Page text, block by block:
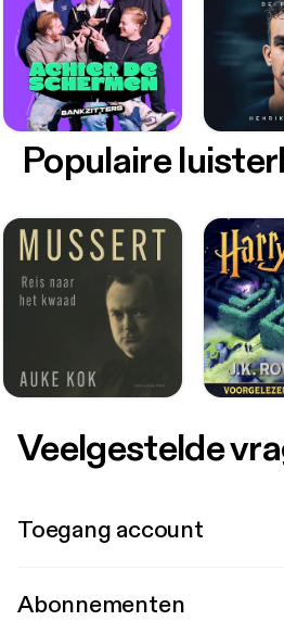
Populaire
Veelgestelde
Toegang account
Abonnementen